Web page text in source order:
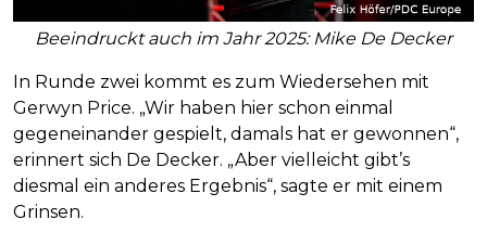
Beeindruckt auch im Jahr 2025: Mike De Decker
In Runde zwei kommt es zum Wiedersehen mit
Gerwyn Price. „Wir haben hier schon einmal
gegeneinander gespielt, damals hat er gewonnen“,
erinnert sich De Decker. „Aber vielleicht gibt’s
diesmal ein anderes Ergebnis“, sagte er mit einem
Grinsen.